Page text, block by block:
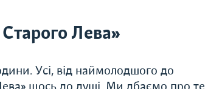
Лева»
Усі, від наймолодшого до